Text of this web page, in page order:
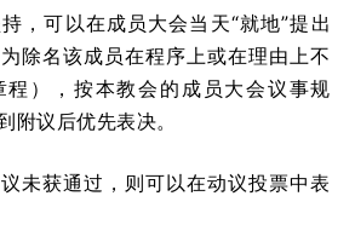
，可以在成员大会当天“就地”提出
除名该成员在程序上或在理由上不
程），按本教会的成员大会议事规
附议后优先表决。
未获通过，则可以在动议投票中表